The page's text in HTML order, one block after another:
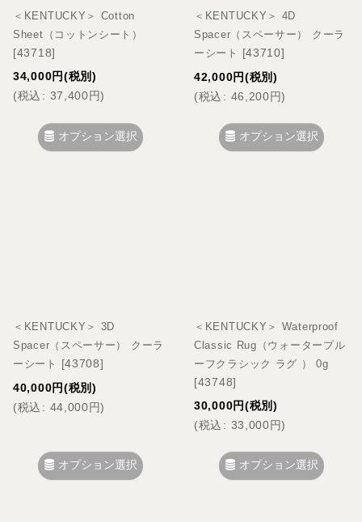
＜KENTUCKY＞ Cotton
Sheet（コットンシート）
[43718]
34,000円(税別)
(税込 : 37,400円)
オプション選択
＜KENTUCKY＞ 4D
Spacer（スペーサー） クーラ
ーシート
[43710]
42,000円(税別)
(税込 : 46,200円)
オプション選択
＜KENTUCKY＞ 3D
Spacer（スペーサー） クーラ
ーシート
[43708]
40,000円(税別)
(税込 : 44,000円)
オプション選択
＜KENTUCKY＞ Waterproof
Classic Rug（ウォータープル
ーフクラシック ラグ ） 0g
[43748]
30,000円(税別)
(税込 : 33,000円)
オプション選択